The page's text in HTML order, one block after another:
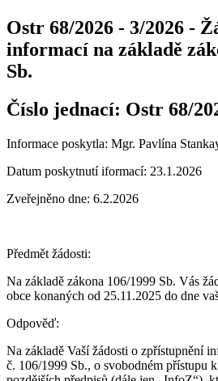
Ostr 68/2026 - 3/2026 -
informací na základě
Sb.
Číslo jednací: Ostr 68/
Informace poskytla: Mgr. Pavlína
Datum poskytnutí iformací: 23.1.2026
Zveřejněno dne: 6.2.2026
Předmět žádosti:
Na základě zákona 106/1999 Sb. Vás
obce konaných od 25.11.2025 do dne
Odpověď:
Na základě Vaší žádosti o zpřístupnění
č. 106/1999 Sb., o svobodném přístupu